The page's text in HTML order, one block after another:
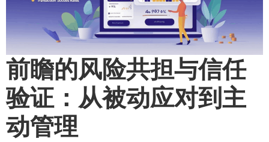
前瞻的风险共担与信任
验证：从被动应对到主
动管理